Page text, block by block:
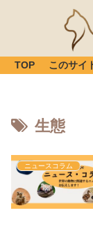
TOP このサイ
生態
ニュースコラム